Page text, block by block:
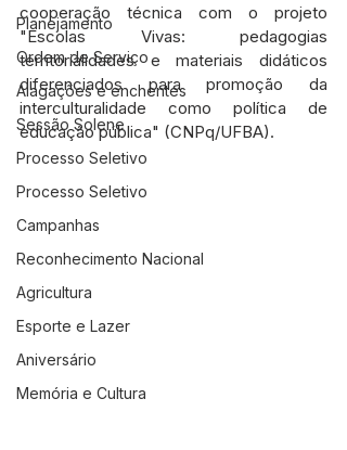
Planejamento
Ordem de Serviço
Alagações e enchentes
Sessão Solene
Processo Seletivo
Processo Seletivo
Campanhas
Reconhecimento Nacional
Agricultura
Esporte e Lazer
Aniversário
Memória e Cultura
cooperação técnica com o projeto
"Escolas Vivas: pedagogias
territorialidades e materiais didáticos
diferenciados para promoção da
interculturalidade como política de
educação pública" (CNPq/UFBA).